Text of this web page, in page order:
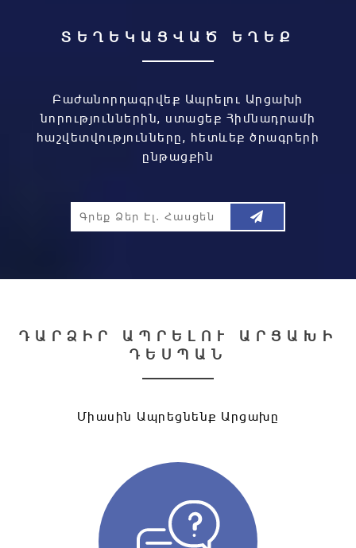
ՏԵՂԵԿԱՑՎԱԾ ԵՂԵՔ
Բաժանորդագրվեք Ապրելու Արցախի
նորություններին, ստացեք Հիմնադրամի
հաշվետվությունները, հետևեք ծրագրերի
ընթացքին
ԴԱՐՁԻՐ ԱՊՐԵԼՈՒ ԱՐՑԱԽԻ
ԴԵՍՊԱՆ
Միասին Ապրեցնենք Արցախը